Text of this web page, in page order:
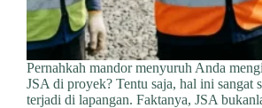
Pernahkah mandor menyuruh Anda
JSA di proyek? Tentu saja, hal ini sangat
terjadi di lapangan. Faktanya, JSA